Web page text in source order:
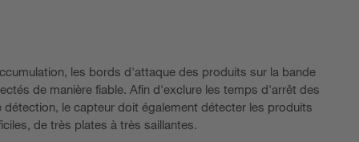
les bords d'attaque des produits sur la bande
de manière fiable. Afin d'exclure les temps d'arrêt des
détection, le capteur doit également détecter les produits
de très plates à très saillantes.